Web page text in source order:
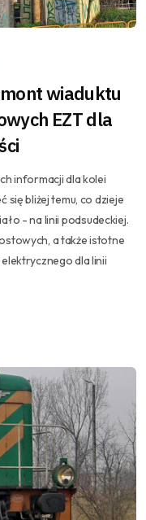
wiaduktu
EZT dla
informacji dla kolei
bliżej temu, co dzieje
- na linii podsudeckiej.
a także istotne
dla linii